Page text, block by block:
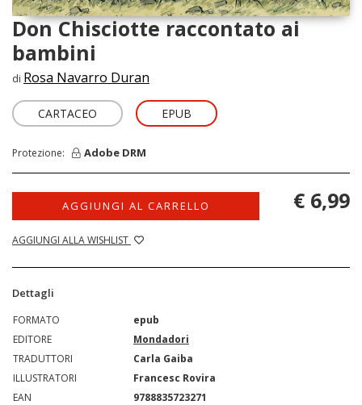
Don Chisciotte raccontato ai
bambini
di Rosa Navarro Duran
CARTACEO EPUB
Protezione: Adobe DRM
AGGIUNGI AL CARRELLO
AGGIUNGI ALLA WISHLIST
€ 6,99
Dettagli
FORMATO
epub
EDITORE
Mondadori
TRADUTTORI
Carla Gaiba
ILLUSTRATORI
Francesc Rovira
EAN
9788835723271